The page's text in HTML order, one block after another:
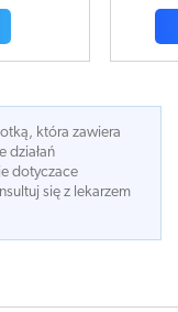
która zawiera
działań
dotyczace
się z lekarzem